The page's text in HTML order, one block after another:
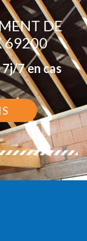
DE
69200
7 en cas